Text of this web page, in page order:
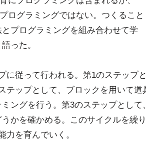
ログラミングではない。つくること
プログラミングを組み合わせて学
った。
に従って行われる。第1のステップ
テップとして、ブロックを用いて
ングを行う。第3のステップとし
かを確かめる。このサイクルを繰
力を育んでいく。